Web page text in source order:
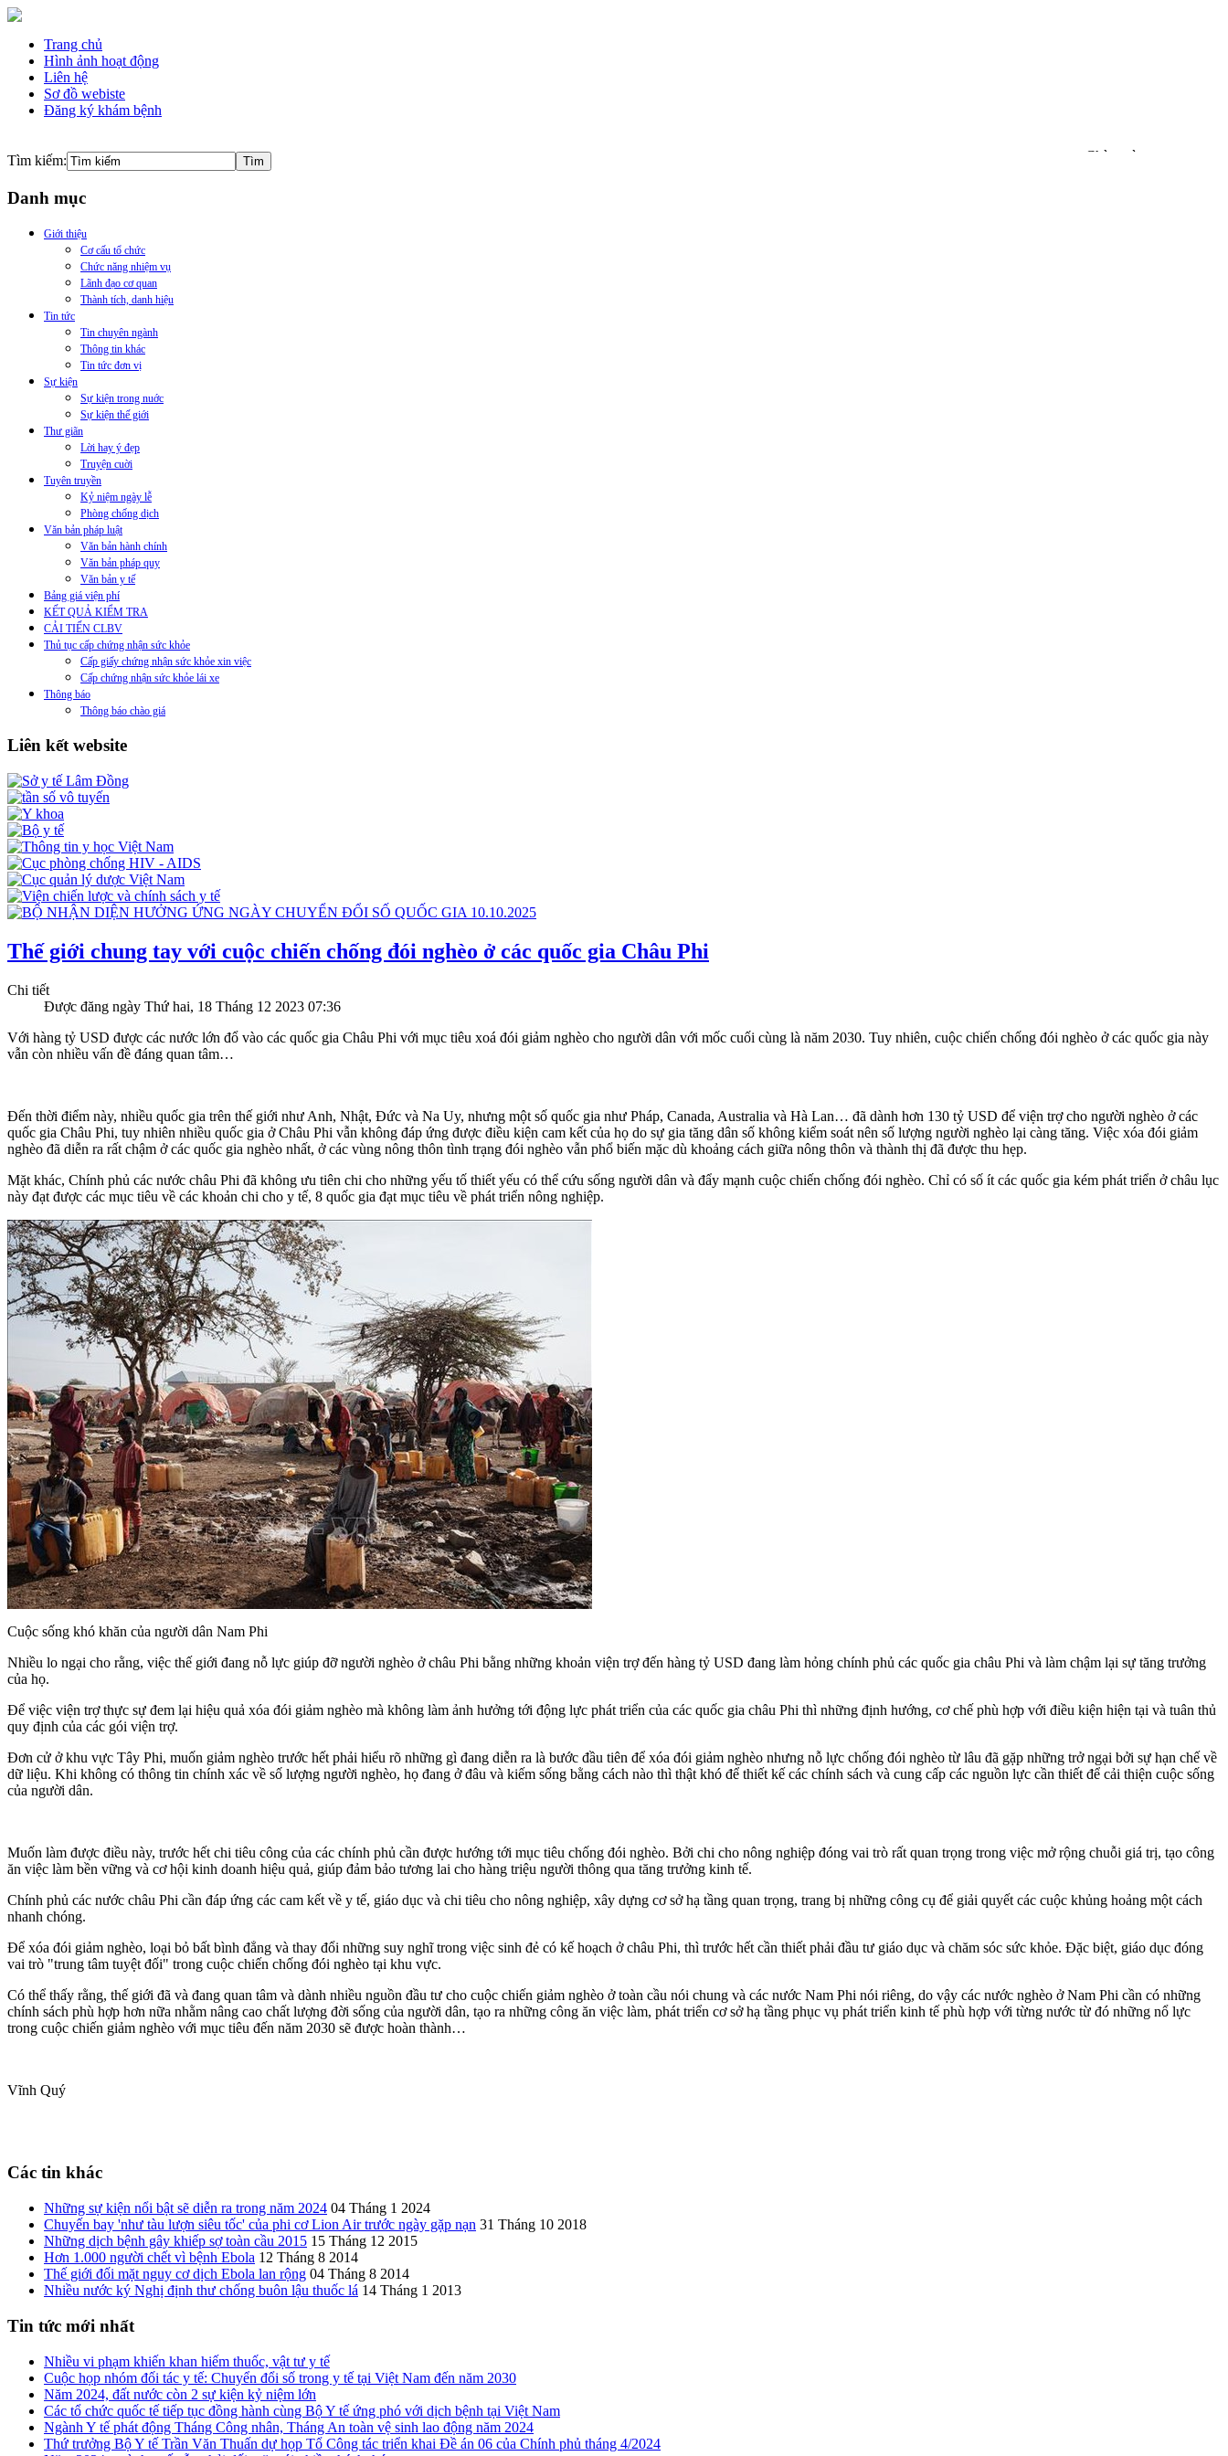
Trang chủ
Hình ảnh hoạt động
Liên hệ
Sơ đồ webiste
Đăng ký khám bệnh
Chào mừng các bạn
Tìm kiếm:
Danh mục
Giới thiệu
Cơ cấu tổ chức
Chức năng nhiệm vụ
Lãnh đạo cơ quan
Thành tích, danh hiệu
Tin tức
Tin chuyên ngành
Thông tin khác
Tin tức đơn vị
Sự kiện
Sự kiện trong nuớc
Sự kiện thế giới
Thư giãn
Lời hay ý đẹp
Truyện cuời
Tuyên truyền
Kỷ niệm ngày lễ
Phòng chống dịch
Văn bản pháp luật
Văn bản hành chính
Văn bản pháp quy
Văn bản y tế
Bảng giá viện phí
KẾT QUẢ KIỂM TRA
CẢI TIẾN CLBV
Thủ tục cấp chứng nhận sức khỏe
Cấp giấy chứng nhận sức khỏe xin việc
Cấp chứng nhận sức khỏe lái xe
Thông báo
Thông báo chào giá
Liên kết website
Thế giới chung tay với cuộc chiến chống đói nghèo ở các quốc gia Châu Phi
Chi tiết
Được đăng ngày Thứ hai, 18 Tháng 12 2023 07:36
Với hàng tỷ USD được các nước lớn đổ vào các quốc gia Châu Phi với mục tiêu xoá đói giảm nghèo cho người dân với mốc cuối cùng là năm 2030. Tuy nhiên, cuộc chiến chống đói nghèo ở các quốc gia này
vẫn còn nhiều vấn đề đáng quan tâm…
Đến thời điểm này, nhiều quốc gia trên thế giới như Anh, Nhật, Đức và Na Uy, nhưng một số quốc gia như Pháp, Canada, Australia và Hà Lan… đã dành hơn 130 tỷ USD để viện trợ cho người nghèo ở các
quốc gia Châu Phi, tuy nhiên nhiều quốc gia ở Châu Phi vẫn không đáp ứng được điều kiện cam kết của họ do sự gia tăng dân số không kiểm soát nên số lượng người nghèo lại càng tăng. Việc xóa đói giảm
nghèo đã diễn ra rất chậm ở các quốc gia nghèo nhất, ở các vùng nông thôn tình trạng đói nghèo vẫn phổ biến mặc dù khoảng cách giữa nông thôn và thành thị đã được thu hẹp.
Mặt khác, Chính phủ các nước châu Phi đã không ưu tiên chi cho những yếu tố thiết yếu có thể cứu sống người dân và đẩy mạnh cuộc chiến chống đói nghèo. Chỉ có số ít các quốc gia kém phát triển ở châu lục
này đạt được các mục tiêu về các khoản chi cho y tế, 8 quốc gia đạt mục tiêu về phát triển nông nghiệp.
Cuộc sống khó khăn của người dân Nam Phi
Nhiều lo ngại cho rằng, việc thế giới đang nỗ lực giúp đỡ người nghèo ở châu Phi bằng những khoản viện trợ đến hàng tỷ USD đang làm hỏng chính phủ các quốc gia châu Phi và làm chậm lại sự tăng trưởng
của họ.
Để việc viện trợ thực sự đem lại hiệu quả xóa đói giảm nghèo mà không làm ảnh hưởng tới động lực phát triển của các quốc gia châu Phi thì những định hướng, cơ chế phù hợp với điều kiện hiện tại và tuân thủ
quy định của các gói viện trợ.
Đơn cử ở khu vực Tây Phi, muốn giảm nghèo trước hết phải hiểu rõ những gì đang diễn ra là bước đầu tiên để xóa đói giảm nghèo nhưng nỗ lực chống đói nghèo từ lâu đã gặp những trở ngại bởi sự hạn chế về
dữ liệu. Khi không có thông tin chính xác về số lượng người nghèo, họ đang ở đâu và kiếm sống bằng cách nào thì thật khó để thiết kế các chính sách và cung cấp các nguồn lực cần thiết để cải thiện cuộc sống
của người dân.
Muốn làm được điều này, trước hết chi tiêu công của các chính phủ cần được hướng tới mục tiêu chống đói nghèo. Bởi chi cho nông nghiệp đóng vai trò rất quan trọng trong việc mở rộng chuỗi giá trị, tạo công
ăn việc làm bền vững và cơ hội kinh doanh hiệu quả, giúp đảm bảo tương lai cho hàng triệu người thông qua tăng trưởng kinh tế.
Chính phủ các nước châu Phi cần đáp ứng các cam kết về y tế, giáo dục và chi tiêu cho nông nghiệp, xây dựng cơ sở hạ tầng quan trọng, trang bị những công cụ để giải quyết các cuộc khủng hoảng một cách
nhanh chóng.
Để xóa đói giảm nghèo, loại bỏ bất bình đẳng và thay đổi những suy nghĩ trong việc sinh đẻ có kế hoạch ở châu Phi, thì trước hết cần thiết phải đầu tư giáo dục và chăm sóc sức khỏe. Đặc biệt, giáo dục đóng
vai trò "trung tâm tuyệt đối" trong cuộc chiến chống đói nghèo tại khu vực.
Có thể thấy rằng, thế giới đã và đang quan tâm và dành nhiều nguồn đầu tư cho cuộc chiến giảm nghèo ở toàn cầu nói chung và các nước Nam Phi nói riêng, do vậy các nước nghèo ở Nam Phi cần có những
chính sách phù hợp hơn nữa nhằm nâng cao chất lượng đời sống của người dân, tạo ra những công ăn việc làm, phát triển cơ sở hạ tầng phục vụ phát triển kinh tế phù hợp với từng nước từ đó những nổ lực
trong cuộc chiến giảm nghèo với mục tiêu đến năm 2030 sẽ được hoàn thành…
Vĩnh Quý
Các tin khác
Những sự kiện nổi bật sẽ diễn ra trong năm 2024 04 Tháng 1 2024
Chuyến bay 'như tàu lượn siêu tốc' của phi cơ Lion Air trước ngày gặp nạn 31 Tháng 10 2018
Những dịch bệnh gây khiếp sợ toàn cầu 2015 15 Tháng 12 2015
Hơn 1.000 người chết vì bệnh Ebola 12 Tháng 8 2014
Thế giới đối mặt nguy cơ dịch Ebola lan rộng 04 Tháng 8 2014
Nhiều nước ký Nghị định thư chống buôn lậu thuốc lá 14 Tháng 1 2013
Tin tức mới nhất
Nhiều vi phạm khiến khan hiếm thuốc, vật tư y tế
Cuộc họp nhóm đối tác y tế: Chuyển đổi số trong y tế tại Việt Nam đến năm 2030
Năm 2024, đất nước còn 2 sự kiện kỷ niệm lớn
Các tổ chức quốc tế tiếp tục đồng hành cùng Bộ Y tế ứng phó với dịch bệnh tại Việt Nam
Ngành Y tế phát động Tháng Công nhân, Tháng An toàn vệ sinh lao động năm 2024
Thứ trưởng Bộ Y tế Trần Văn Thuấn dự họp Tổ Công tác triển khai Đề án 06 của Chính phủ tháng 4/2024